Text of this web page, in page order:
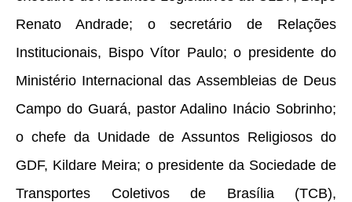
Renato Andrade; o secretário de Relações
Institucionais, Bispo Vítor Paulo; o presidente do
Ministério Internacional das Assembleias de Deus
Campo do Guará, pastor Adalino Inácio Sobrinho;
o chefe da Unidade de Assuntos Religiosos do
GDF, Kildare Meira; o presidente da Sociedade de
Transportes Coletivos de Brasília (TCB),